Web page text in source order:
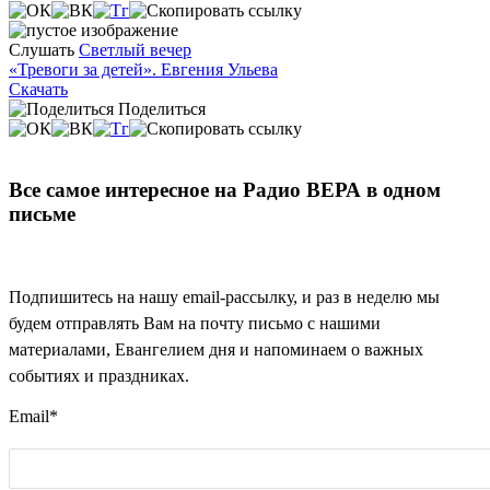
Слушать Светлый вечер
«Тревоги за детей». Евгения Ульева
Скачать
Поделиться
Все самое интересное на Радио ВЕРА в одном
письме
Подпишитесь на нашу email-рассылку, и раз в неделю мы
будем отправлять Вам на почту письмо с нашими
материалами, Евангелием дня и напоминаем о важных
событиях и праздниках.
Email*